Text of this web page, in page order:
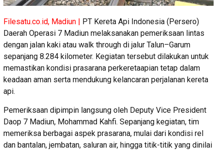
Filesatu.co.id, Madiun | PT Kereta Api Indonesia (Persero)
Daerah Operasi 7 Madiun melaksanakan pemeriksaan lintas
dengan jalan kaki atau walk through di jalur Talun–Garum
sepanjang 8.284 kilometer. Kegiatan tersebut dilakukan untuk
memastikan kondisi prasarana perkeretaapian tetap dalam
keadaan aman serta mendukung kelancaran perjalanan kereta
api.
Pemeriksaan dipimpin langsung oleh Deputy Vice President
Daop 7 Madiun, Mohammad Kahfi. Sepanjang kegiatan, tim
memeriksa berbagai aspek prasarana, mulai dari kondisi rel
dan bantalan, jembatan, saluran air, hingga titik-titik yang dinilai